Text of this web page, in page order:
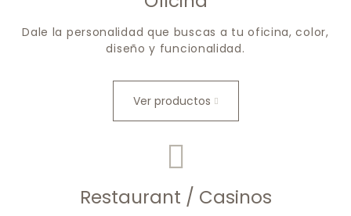
Dale la personalidad que buscas a tu oficina, color,
diseño y funcionalidad.
Ver productos
Restaurant / Casinos